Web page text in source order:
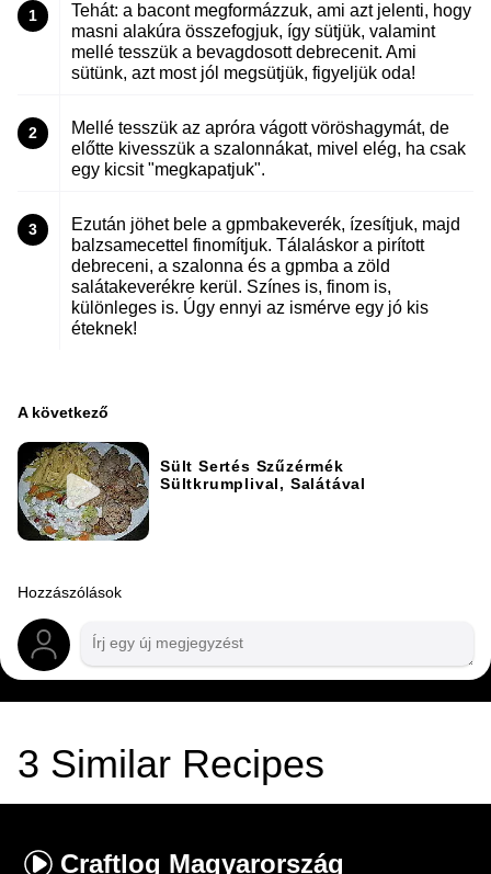
1
Tehát: a bacont megformázzuk, ami azt jelenti, hogy
masni alakúra összefogjuk, így sütjük, valamint
mellé tesszük a bevagdosott debrecenit. Ami
sütünk, azt most jól megsütjük, figyeljük oda!
2
Mellé tesszük az apróra vágott vöröshagymát, de
előtte kivesszük a szalonnákat, mivel elég, ha csak
egy kicsit "megkapatjuk".
3
Ezután jöhet bele a gpmbakeverék, ízesítjuk, majd
balzsamecettel finomítjuk. Tálaláskor a pirított
debreceni, a szalonna és a gpmba a zöld
salátakeverékre kerül. Színes is, finom is,
különleges is. Úgy ennyi az ismérve egy jó kis
éteknek!
A következő
Sült Sertés Szűzérmék
Sültkrumplival, Salátával
Hozzászólások
3 Similar Recipes
Craftlog Magyarország